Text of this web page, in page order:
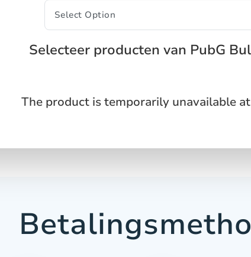
Selecteer producten van PubG
The product is temporarily unavailable